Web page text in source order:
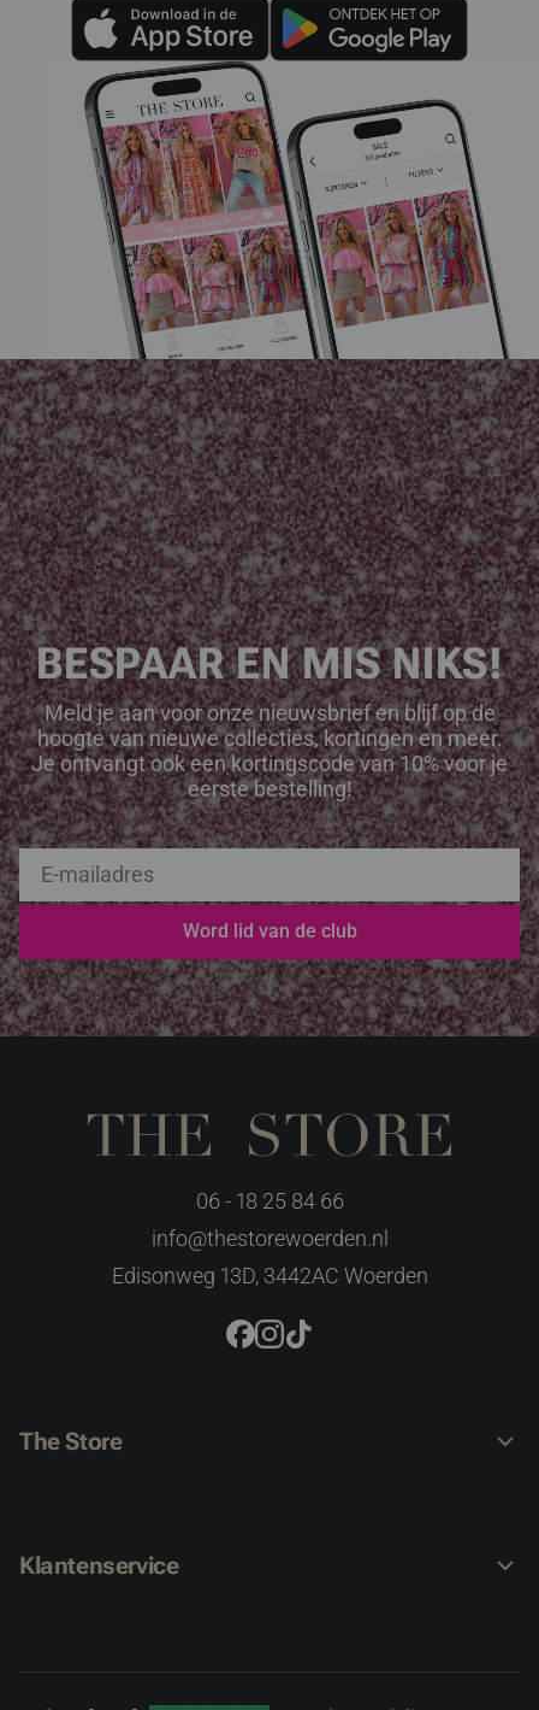
BESPAAR EN MIS NIKS!
Meld je aan voor onze nieuwsbrief en blijf op de
hoogte van nieuwe collecties, kortingen en meer.
Je ontvangt ook een kortingscode van 10% voor je
eerste bestelling!
06 - 18 25 84 66
info@thestorewoerden.nl
Edisonweg 13D, 3442AC Woerden
The Store
Klantenservice